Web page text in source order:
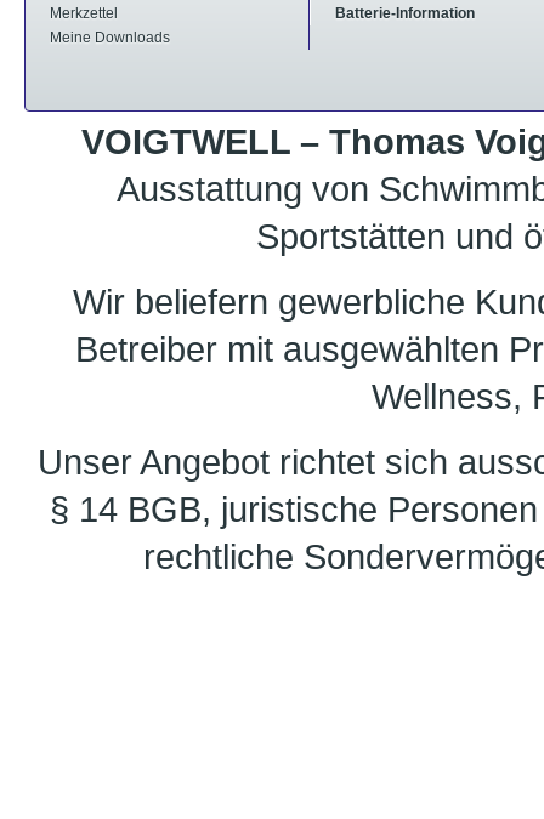
Merkzettel
Meine Downloads
Batterie-Information
VOIGTWELL – Thomas
Ausstattung von
Sportstätten und
Wir beliefern gewerbliche
Betreiber mit ausgewählten
Wellness,
Unser Angebot richtet sich
§ 14 BGB, juristische
rechtliche